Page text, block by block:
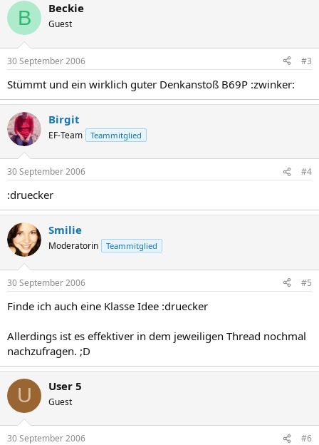
B Beckie
Guest
30 September 2006 #3
Stümmt und ein wirklich guter Denkanstoß B69P :zwinker:
Birgit
EF-Team Teammitglied
30 September 2006 #4
:druecker
Smilie
Moderatorin Teammitglied
30 September 2006 #5
Finde ich auch eine Klasse Idee :druecker
Allerdings ist es effektiver in dem jeweiligen Thread nochmal
nachzufragen. ;D
U User 5
Guest
30 September 2006 #6